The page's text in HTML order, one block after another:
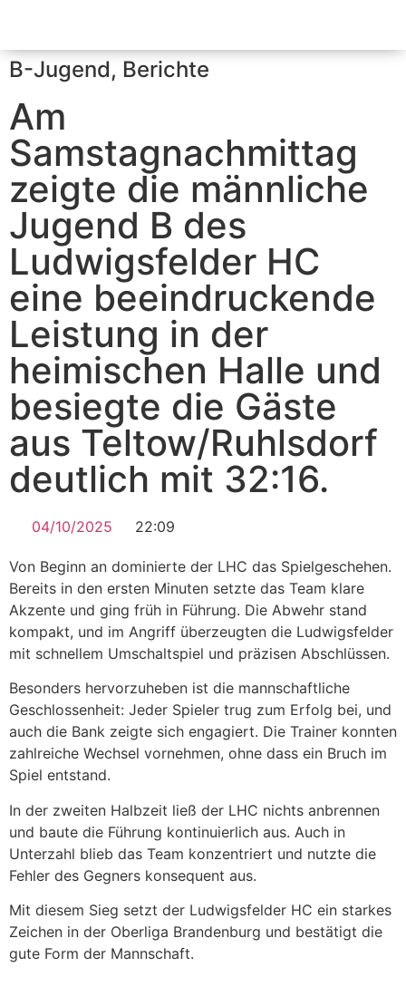
B-Jugend, Berichte
Am
Samstagnachmittag
zeigte die männliche
Jugend B des
Ludwigsfelder HC
eine beeindruckende
Leistung in der
heimischen Halle und
besiegte die Gäste
aus Teltow/Ruhlsdorf
deutlich mit 32:16.
04/10/2025 22:09
Von Beginn an dominierte der LHC das Spielgeschehen.
Bereits in den ersten Minuten setzte das Team klare
Akzente und ging früh in Führung. Die Abwehr stand
kompakt, und im Angriff überzeugten die Ludwigsfelder
mit schnellem Umschaltspiel und präzisen Abschlüssen.
Besonders hervorzuheben ist die mannschaftliche
Geschlossenheit: Jeder Spieler trug zum Erfolg bei, und
auch die Bank zeigte sich engagiert. Die Trainer konnten
zahlreiche Wechsel vornehmen, ohne dass ein Bruch im
Spiel entstand.
In der zweiten Halbzeit ließ der LHC nichts anbrennen
und baute die Führung kontinuierlich aus. Auch in
Unterzahl blieb das Team konzentriert und nutzte die
Fehler des Gegners konsequent aus.
Mit diesem Sieg setzt der Ludwigsfelder HC ein starkes
Zeichen in der Oberliga Brandenburg und bestätigt die
gute Form der Mannschaft.